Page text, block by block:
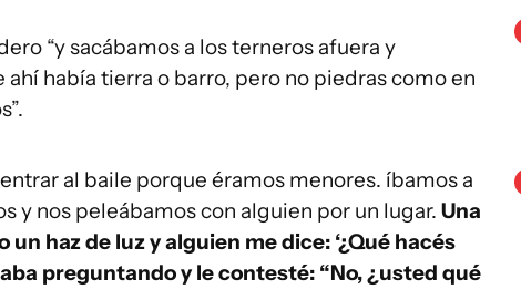
“y sacábamos a los terneros afuera y
había tierra o barro, pero no piedras como en
al baile porque éramos menores. íbamos a
y nos peleábamos con alguien por un lugar. Una
haz de luz y alguien me dice: ‘¿Qué hacés
preguntando y le contesté: “No, ¿usted qué